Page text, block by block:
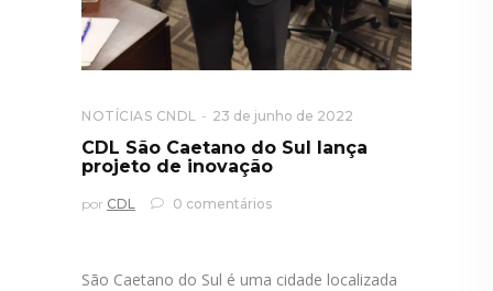
NOTÍCIAS CNDL 23 de junho de 2022
CDL São Caetano do Sul lança
projeto de inovação
por CDL 0 comentários
São Caetano do Sul é uma cidade localizada